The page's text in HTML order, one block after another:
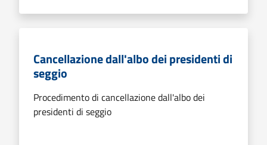
Cancellazione dall'albo dei presidenti di
seggio
Procedimento di cancellazione dall'albo dei
presidenti di seggio